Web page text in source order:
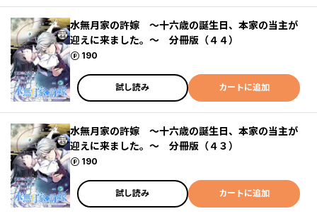
水無月家の許嫁 ～十六歳の誕生日、本家の当主が
迎えに来ました。～ 分冊版（４４）
190
ポイント
試し読み カートに追加
水無月家の許嫁 ～十六歳の誕生日、本家の当主が
迎えに来ました。～ 分冊版（４３）
190
ポイント
試し読み カートに追加